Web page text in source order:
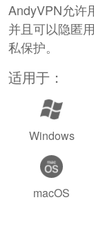
AndyVPN允许
并且可以隐匿
私保护。
适用于：
Windows
macOS